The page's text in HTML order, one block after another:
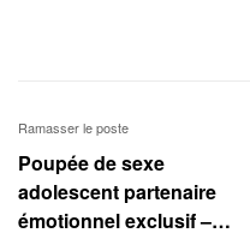
Ramasser le poste
Poupée de sexe
adolescent partenaire
émotionnel exclusif –